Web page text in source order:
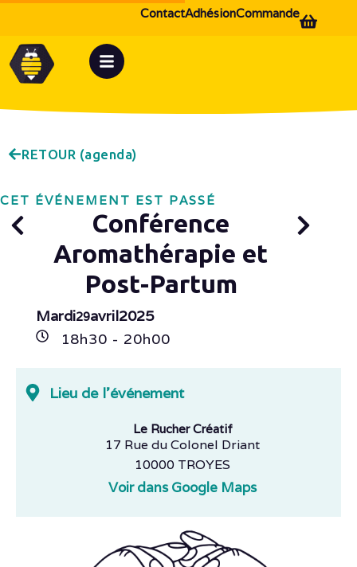
Commande
Adhésion
Contact
RETOUR (agenda)
CET ÉVÉNEMENT EST PASSÉ
Conférence
Aromathérapie et
Post-Partum
Mardi29avril2025
18h30 - 20h00
Lieu de l'événement
Le Rucher Créatif
17 Rue du Colonel Driant
10000 TROYES
Voir dans Google Maps